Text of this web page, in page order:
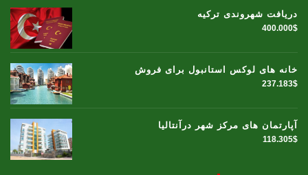
دریافت شهروندی ترکیه
400.000$
خانه های لوکس استانبول برای فروش
237.183$
آپارتمان های مرکز شهر درآنتالیا
118.305$